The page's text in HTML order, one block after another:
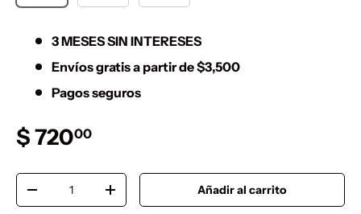
3 MESES SIN INTERESES
Envíos gratis a partir de $3,500
Pagos seguros
Precio normal
$ 72000
Cant.
Disminuir cantidadAumentar la cantidadAñadir al carrito